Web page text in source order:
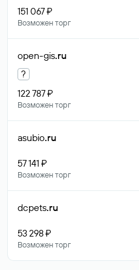
151 067 ₽
Возможен торг
open-gis.ru
?
122 787 ₽
Возможен торг
asubio.ru
57 141 ₽
Возможен торг
dcpets.ru
53 298 ₽
Возможен торг